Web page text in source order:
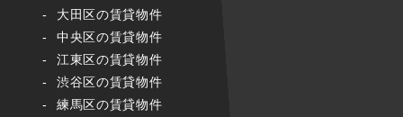
大田区の賃貸物件
中央区の賃貸物件
江東区の賃貸物件
渋谷区の賃貸物件
練馬区の賃貸物件